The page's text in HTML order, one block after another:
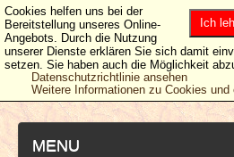
MENU
Ich
Cookies helfen uns bei der
Bereitstellung unseres Online-
Angebots. Durch die Nutzung
unserer Dienste erklären Sie sich damit
setzen. Sie haben auch die Möglichkeit
Datenschutzrichtlinie ansehen
Weitere Informationen zu Cookies und